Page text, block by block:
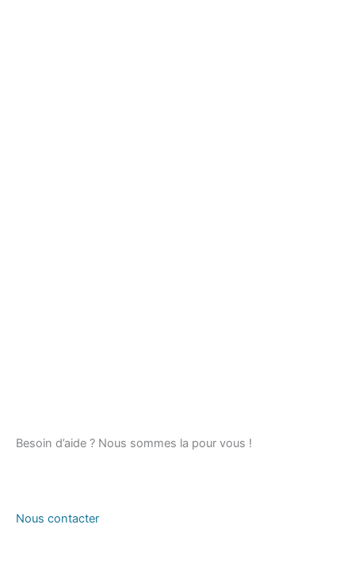
Besoin d’aide ? Nous sommes la pour vous !
Nous contacter